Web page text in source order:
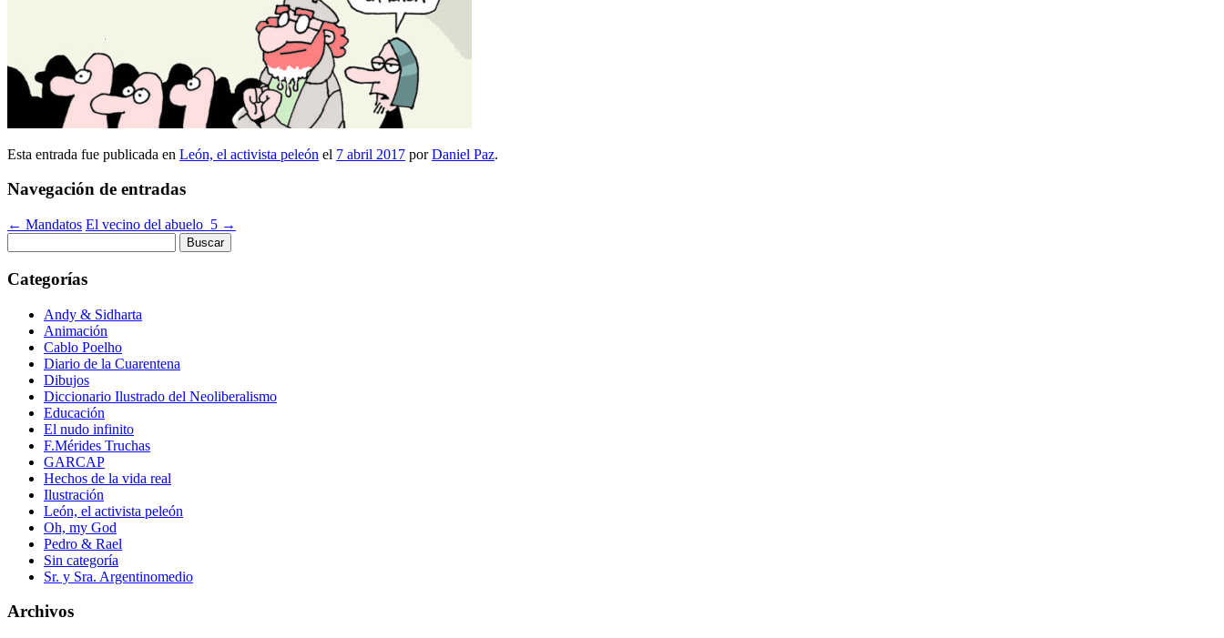
Esta entrada fue publicada en León, el activista peleón el 7 abril 2017 porDaniel Paz.
Navegación de entradas
← Mandatos El vecino del abuelo_5 →
Categorías
Andy & Sidharta
Animación
Cablo Poelho
Diario de la Cuarentena
Dibujos
Diccionario Ilustrado del Neoliberalismo
Educación
El nudo infinito
F.Mérides Truchas
GARCAP
Hechos de la vida real
Ilustración
León, el activista peleón
Oh, my God
Pedro & Rael
Sin categoría
Sr. y Sra. Argentinomedio
Archivos